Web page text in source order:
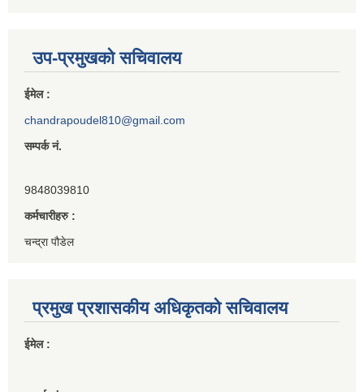
उप-प्रमुखको सचिवालय
ईमेल :
chandrapoudel810@gmail.com
सम्पर्क नं.
9848039810
कर्मचारीहरु :
चन्द्रा पौडेल
प्रमुख प्रशासकीय अधिकृतको सचिवालय
ईमेल :